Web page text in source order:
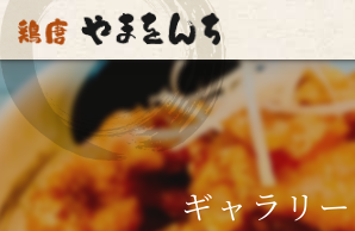
ギャラリー